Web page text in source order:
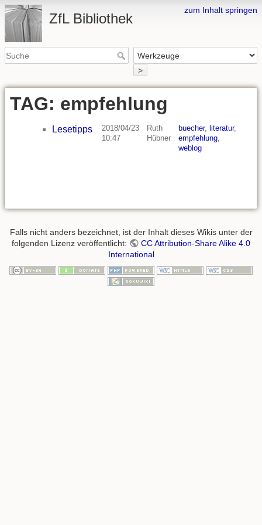
zum Inhalt springen
ZfL Bibliothek
>
TAG: empfehlung
Lesetipps
2018/04/23
10:47
Ruth
Hübner
buecher, literatur,
empfehlung,
weblog
Falls nicht anders bezeichnet, ist der Inhalt dieses Wikis unter der
folgenden Lizenz veröffentlicht:
CC Attribution-Share Alike 4.0
International